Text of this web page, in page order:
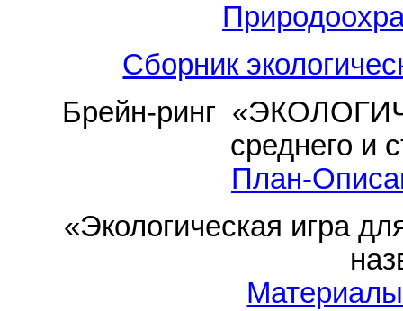
Сборник
Брейн-ринг
среднего и
План-
«Экологическая игра